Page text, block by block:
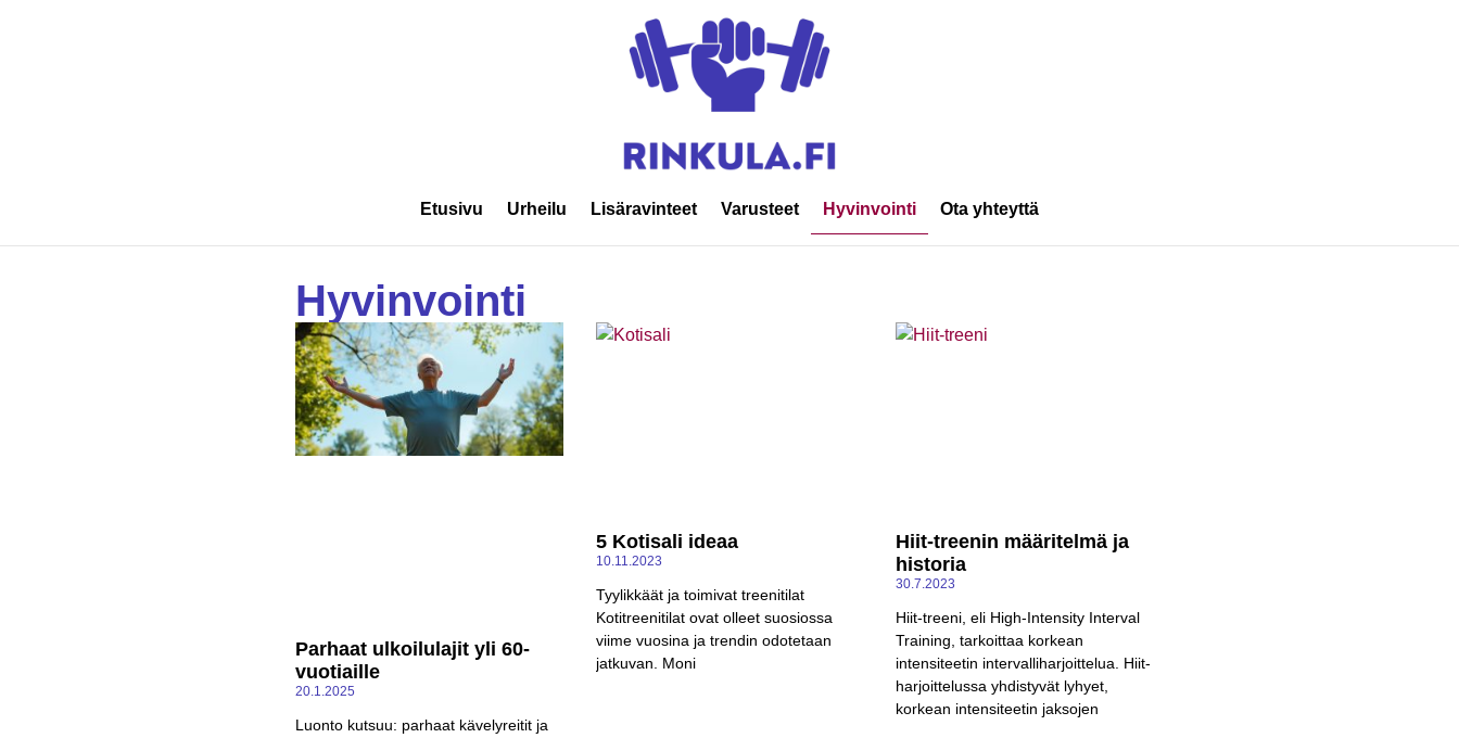
Etusivu Urheilu Lisäravinteet Varusteet Hyvinvointi Ota yhteyttä
Hyvinvointi
Parhaat ulkoilulajit yli 60-
vuotiaille
20.1.2025
Luonto kutsuu: parhaat kävelyreitit ja
5 Kotisali ideaa
10.11.2023
Tyylikkäät ja toimivat treenitilat
Kotitreenitilat ovat olleet suosiossa
viime vuosina ja trendin odotetaan
jatkuvan. Moni
Hiit-treenin määritelmä ja
historia
30.7.2023
Hiit-treeni, eli High-Intensity Interval
Training, tarkoittaa korkean
intensiteetin intervalliharjoittelua. Hiit-
harjoittelussa yhdistyvät lyhyet,
korkean intensiteetin jaksojen